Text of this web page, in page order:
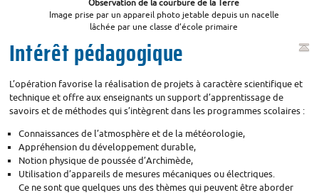
Observation de la courbure de la Terre
Image prise par un appareil photo jetable depuis un nacelle
lâchée par une classe d’école primaire
Intérêt pédagogique
L’opération favorise la réalisation de projets à caractère scientifique et
technique et offre aux enseignants un support d’apprentissage de
savoirs et de méthodes qui s’intègrent dans les programmes scolaires :
Connaissances de l’atmosphère et de la météorologie,
Appréhension du développement durable,
Notion physique de poussée d’Archimède,
Utilisation d’appareils de mesures mécaniques ou électriques.
Ce ne sont que quelques uns des thèmes qui peuvent être aborder